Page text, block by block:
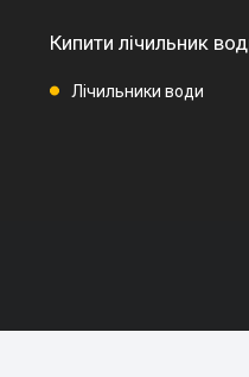
Кипити лічильник
Лічильники води